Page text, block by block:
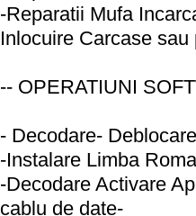
-Reparatii Mufa
Inlocuire Carcase
-- OPERATIUNI
- Decodare-
-Instalare Limba
-Decodare Activare
cablu de date-